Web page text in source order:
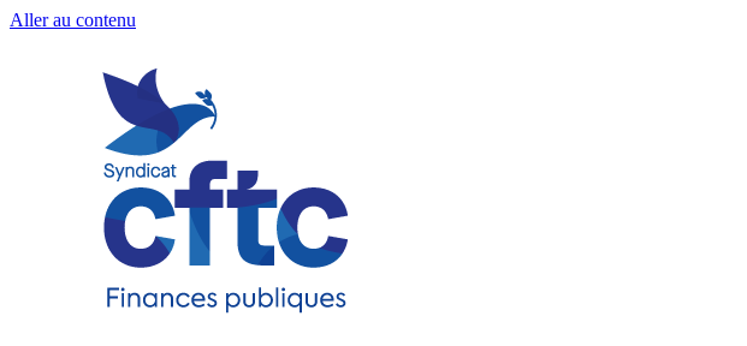
Aller au contenu